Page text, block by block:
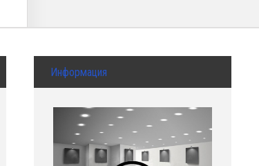
Информация